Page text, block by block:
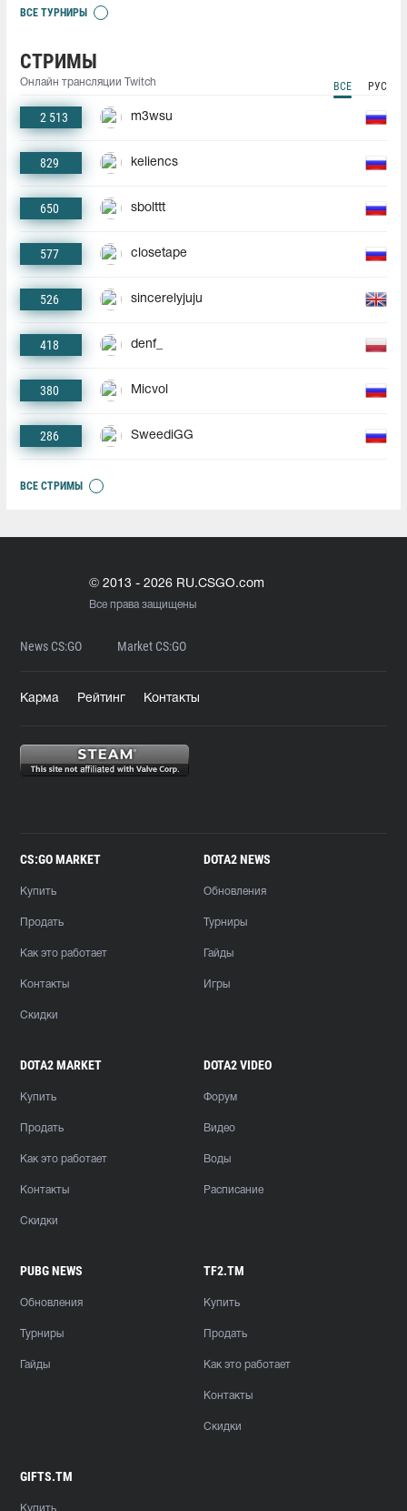
ВСЕ ТУРНИРЫ
СТРИМЫ
Онлайн трансляции Twitch ВСЕ РУС
2 513 m3wsu
829 keliencs
650 sbolttt
577 closetape
526 sincerelyjuju
418 denf_
380 Micvol
286 SweediGG
ВСЕ СТРИМЫ
© 2013 - 2026 RU.CSGO.com
Все права защищены
News CS:GO Market CS:GO
Карма Рейтинг Контакты
CS:GO MARKET
Купить
Продать
Как это работает
Контакты
Скидки
DOTA2 NEWS
Обновления
Турниры
Гайды
Игры
DOTA2 MARKET
Купить
Продать
Как это работает
Контакты
Скидки
DOTA2 VIDEO
Форум
Видео
Воды
Расписание
PUBG NEWS
Обновления
Турниры
Гайды
TF2.TM
Купить
Продать
Как это работает
Контакты
Скидки
GIFTS.TM
Купить